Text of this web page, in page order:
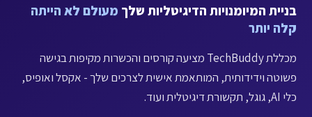
בניית המיומנויות הדיגיטליות שלך מעולם לא הייתה
קלה יותר
מכללת TechBuddy מציעה קורסים והכשרות מקיפות בגישה
פשוטה וידידותית, המותאמת אישית לצרכים שלך - אקסל ואופיס,
כלי AI, גוגל, תקשורת דיגיטלית ועוד.